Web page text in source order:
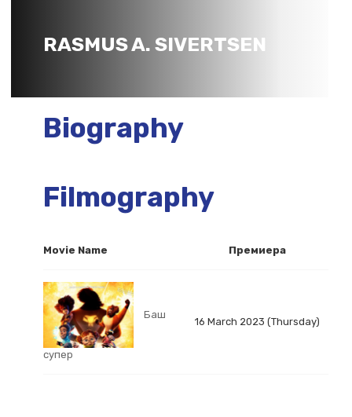
RASMUS A. SIVERTSEN
Biography
Filmography
Movie Name Премиера
Баш
супер
16 March 2023 (Thursday)